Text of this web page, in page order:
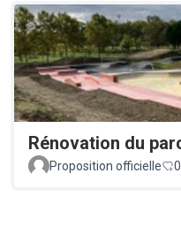
Rénovation du
Proposition officielle
0